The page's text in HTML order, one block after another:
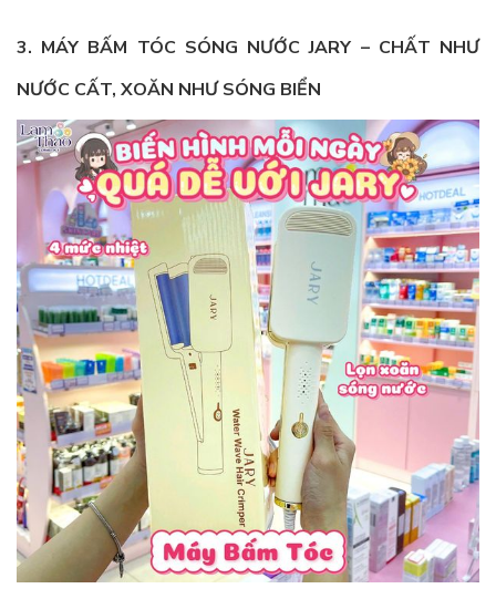
3. MÁY BẤM TÓC SÓNG NƯỚC JARY – CHẤT NHƯ
NƯỚC CẤT, XOĂN NHƯ SÓNG BIỂN